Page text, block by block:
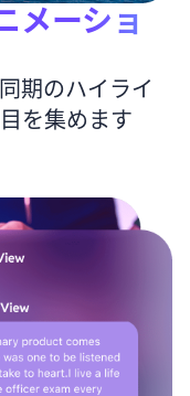
メーショ
期のハイライ
を集めます